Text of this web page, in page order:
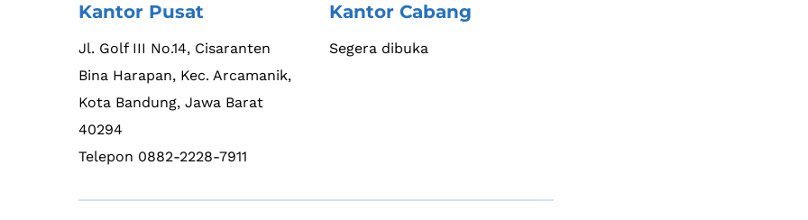
Kantor Pusat
Jl. Golf III No.14, Cisaranten
Bina Harapan, Kec. Arcamanik,
Kota Bandung, Jawa Barat
40294
Telepon 0882-2228-7911
Kantor Cabang
Segera dibuka